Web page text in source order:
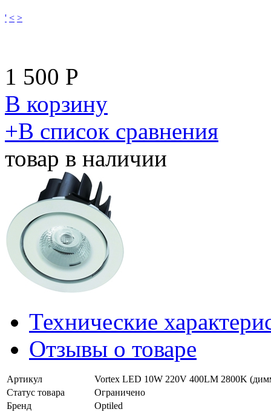
' < >
1 500 Р
В корзину
​+В список сравнения
товар в наличии
Технические
Отзывы о товаре
Артикул
Vortex LED 10W 220V 400LM 2800K
Статус товара
Ограничено
Бренд
Optiled